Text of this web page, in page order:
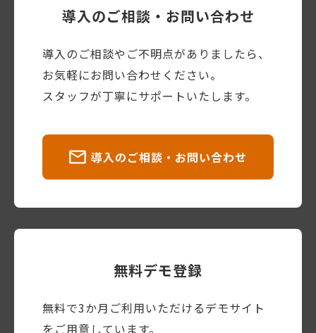
導入のご相談・お問い合わせ
導入のご相談やご不明点がありましたら、
お気軽にお問い合わせください。
スタッフが丁寧にサポートいたします。
導入のご相談・お問い合わせ
無料デモ登録
無料で3か月ご利用いただけるデモサイト
をご用意しています。